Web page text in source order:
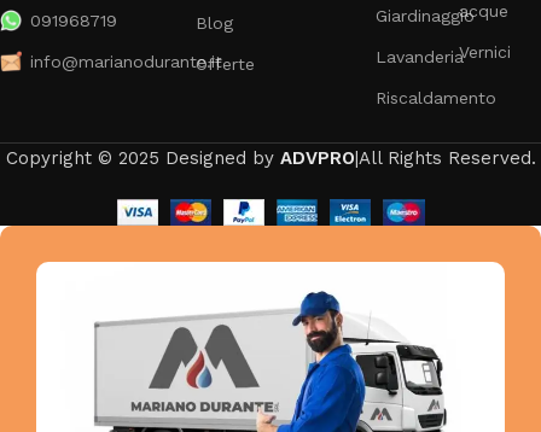
091968719
info@marianodurante.it
Blog
Offerte
Giardinaggio
Lavanderia
Riscaldamento
acque
Vernici
Copyright © 2025 Designed by ADVPRO|All Rights Reserved.